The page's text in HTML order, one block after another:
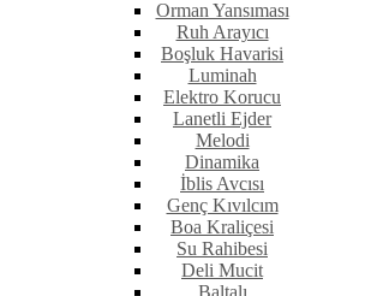
Orman Yansıması
Ruh Arayıcı
Boşluk Havarisi
Luminah
Elektro Korucu
Lanetli Ejder
Melodi
Dinamika
İblis Avcısı
Genç Kıvılcım
Boa Kraliçesi
Su Rahibesi
Deli Mucit